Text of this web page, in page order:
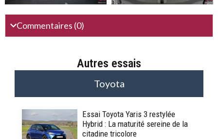
Commentaires (0)
Autres essais
Toyota
Essai Toyota Yaris 3 restylée
Hybrid : La maturité sereine de la
citadine tricolore